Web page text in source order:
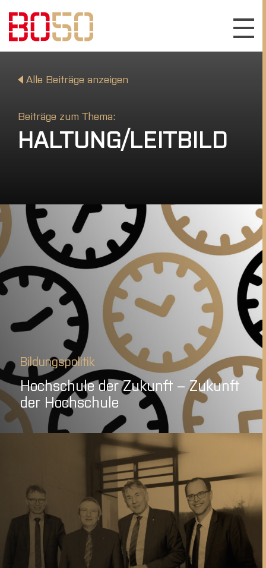
Alle Beiträge anzeigen
Beiträge zum Thema:
HALTUNG/LEITBILD
Bildungspolitik
Hochschule der Zukunft – Zukunft
der Hochschule